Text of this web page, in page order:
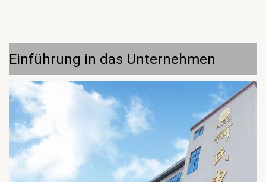
Einführung in das Unternehmen